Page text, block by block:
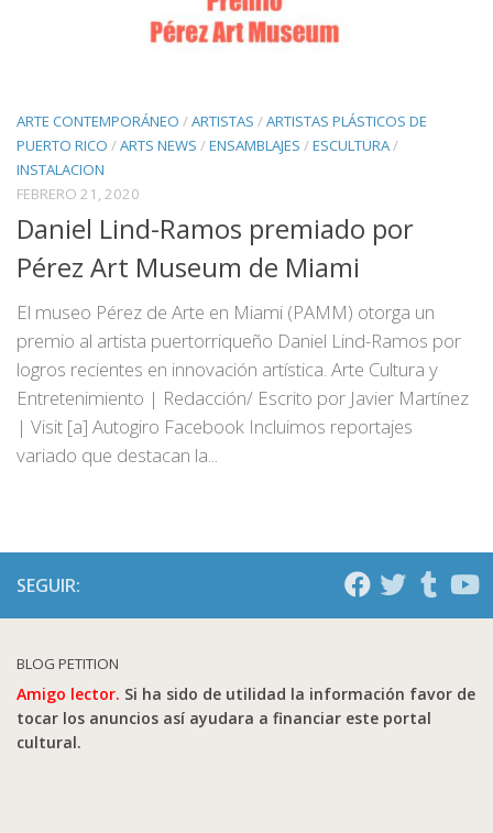
ARTE CONTEMPORÁNEO /ARTISTAS /ARTISTAS PLÁSTICOS DE
PUERTO RICO /ARTS NEWS /ENSAMBLAJES /ESCULTURA/
INSTALACION
FEBRERO 21, 2020
Daniel Lind-Ramos premiado por
Pérez Art Museum de Miami
El museo Pérez de Arte en Miami (PAMM) otorga un
premio al artista puertorriqueño Daniel Lind-Ramos por
logros recientes en innovación artística. Arte Cultura y
Entretenimiento | Redacción/ Escrito por Javier Martínez
| Visit [a] Autogiro Facebook Incluimos reportajes
variado que destacan la...
SEGUIR:
BLOG PETITION
Amigo lector. Si ha sido de utilidad la información favor de
tocar los anuncios así ayudara a financiar este portal
cultural.